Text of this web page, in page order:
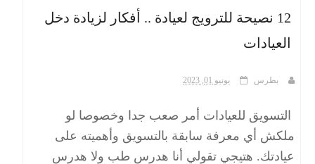
12 نصيحة للترويج لعيادة .. أفكار لزيادة دخل
العيادات
بطرس يونيو 01, 2023
التسويق للعيادات أمر صعب جدا وخصوصا لو
ملكش أي معرفة سابقة بالتسويق وأهميته على
عيادتك. هتيجي تقولي أنا هدرس طب ولا هدرس